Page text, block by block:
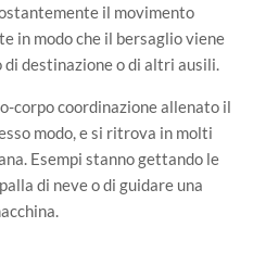
il movimento
in modo che il bersaglio viene
destinazione o di altri ausili.
corpo coordinazione allenato il
modo, e si ritrova in molti
Esempi stanno gettando le
di neve o di guidare una